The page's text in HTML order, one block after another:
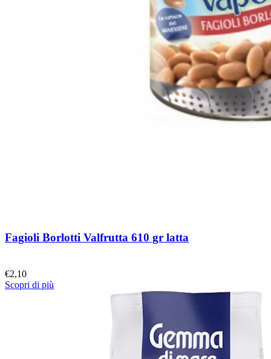
Fagioli Borlotti Valfrutta 610 gr latta
€2,10
Scopri di più